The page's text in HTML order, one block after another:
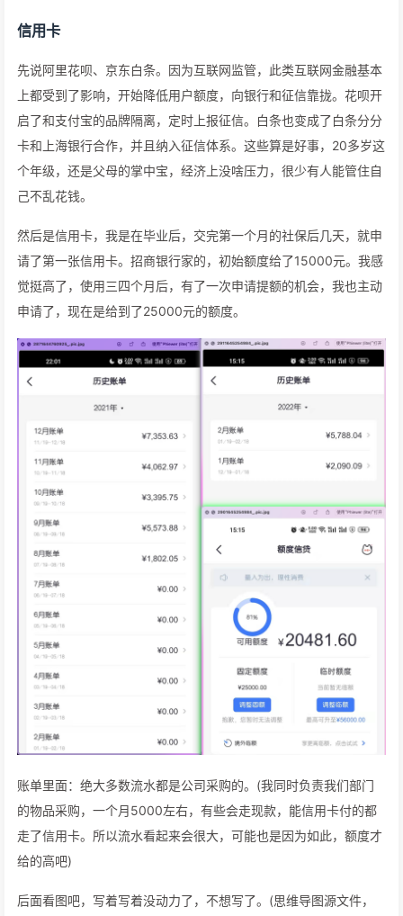
信用卡
先说阿里花呗、京东白条。因为互联网监管，此类互联网金融基本
上都受到了影响，开始降低用户额度，向银行和征信靠拢。花呗开
启了和支付宝的品牌隔离，定时上报征信。白条也变成了白条分分
卡和上海银行合作，并且纳入征信体系。这些算是好事，20多岁这
个年级，还是父母的掌中宝，经济上没啥压力，很少有人能管住自
己不乱花钱。
然后是信用卡，我是在毕业后，交完第一个月的社保后几天，就申
请了第一张信用卡。招商银行家的，初始额度给了15000元。我感
觉挺高了，使用三四个月后，有了一次申请提额的机会，我也主动
申请了，现在是给到了25000元的额度。
账单里面：绝大多数流水都是公司采购的。(我同时负责我们部门
的物品采购，一个月5000左右，有些会走现款，能信用卡付的都
走了信用卡。所以流水看起来会很大，可能也是因为如此，额度才
给的高吧)
后面看图吧，写着写着没动力了，不想写了。(思维导图源文件，